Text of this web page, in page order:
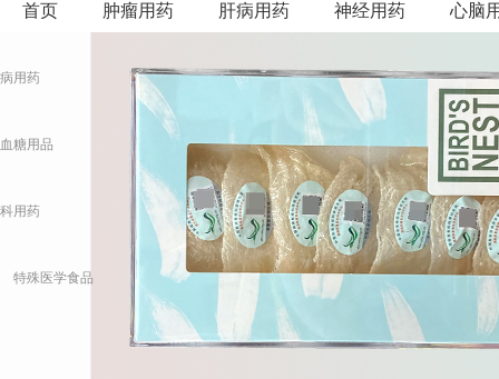
首页 肿瘤用药 肝病用药 神经用药 心脑
用药
血糖用品
用药
特殊医学食品